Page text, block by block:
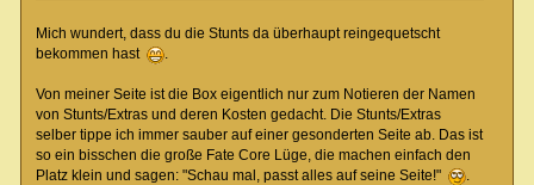
Mich wundert, dass du die Stunts da überhaupt reingequetscht
bekommen hast
.
Von meiner Seite ist die Box eigentlich nur zum Notieren der Namen
von Stunts/Extras und deren Kosten gedacht. Die Stunts/Extras
selber tippe ich immer sauber auf einer gesonderten Seite ab. Das ist
so ein bisschen die große Fate Core Lüge, die machen einfach den
Platz klein und sagen: "Schau mal, passt alles auf seine Seite!"
.